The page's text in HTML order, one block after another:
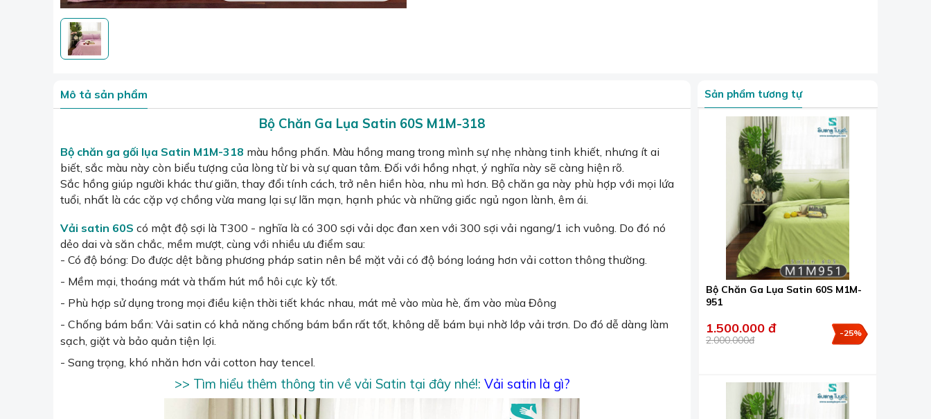
Mô tả sản phẩm
Bộ Chăn Ga Lụa Satin 60S M1M-318
Bộ chăn ga gối lụa Satin M1M-318 màu hồng phấn. Màu hồng mang trong mình sự nhẹ nhàng tinh khiết, nhưng ít ai
biết, sắc màu này còn biểu tượng của lòng từ bi và sự quan tâm. Đối với hồng nhạt, ý nghĩa này sẽ càng hiện rõ.
Sắc hồng giúp người khác thư giãn, thay đổi tính cách, trở nên hiền hòa, nhu mì hơn. Bộ chăn ga này phù hợp với mọi lứa
tuổi, nhất là các cặp vợ chồng vừa mang lại sự lãn mạn, hạnh phúc và những giấc ngủ ngon lành, êm ái.
Vải satin 60S có mật độ sợi là T300 - nghĩa là có 300 sợi vải dọc đan xen với 300 sợi vải ngang/1 ich vuông. Do đó nó
dẻo dai và săn chắc, mềm mượt, cùng với nhiều ưu điểm sau:
- Có độ bóng: Do được dệt bằng phương pháp satin nên bề mặt vải có độ bóng loáng hơn vải cotton thông thường.
- Mềm mại, thoáng mát và thấm hút mồ hôi cực kỳ tốt.
- Phù hợp sử dụng trong mọi điều kiện thời tiết khác nhau, mát mẻ vào mùa hè, ấm vào mùa Đông
- Chống bám bẩn: Vải satin có khả năng chống bám bẩn rất tốt, không dễ bám bụi nhờ lớp vải trơn. Do đó dễ dàng làm
sạch, giặt và bảo quản tiện lợi.
- Sang trọng, khó nhăn hơn vải cotton hay tencel.
>> Tìm hiểu thêm thông tin về vải Satin tại đây nhé!: Vải satin là gì?
Sản phẩm tương tự
Bộ Chăn Ga Lụa Satin 60S M1M-
951
1.500.000 đ
2.000.000đ
-25%